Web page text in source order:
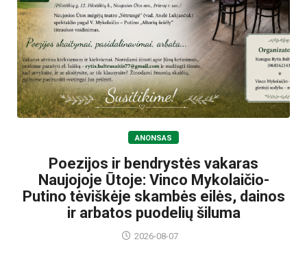
ANONSAS
Poezijos ir bendrystės vakaras
Naujojoje Ūtoje: Vinco Mykolaičio-
Putino tėviškėje skambės eilės, dainos
ir arbatos puodelių šiluma
2026-08-07